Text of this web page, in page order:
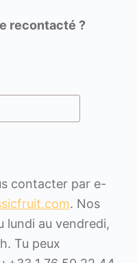
recontacté ?
contacter par e-
. Nos
lundi au vendredi,
Tu peux